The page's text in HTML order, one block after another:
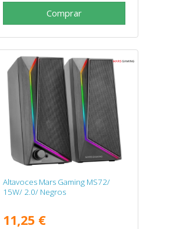
Comprar
Altavoces Mars Gaming MS72/
15W/ 2.0/ Negros
11,25 €